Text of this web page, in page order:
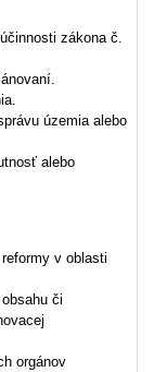
zákona č.
územia alebo
alebo
v oblasti
či
orgánov